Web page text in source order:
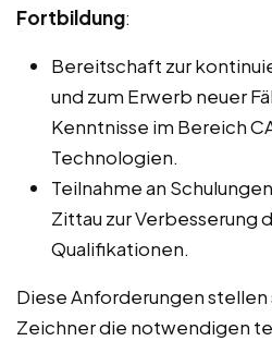
Fortbildung:
Bereitschaft zur
und zum Erwerb neuer
Kenntnisse im Bereich
Technologien.
Teilnahme an
Zittau zur Verbesserung
Qualifikationen.
Diese Anforderungen stellen
Zeichner die notwendigen